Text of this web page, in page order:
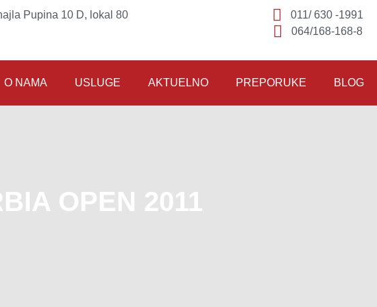
Pupina 10 D, lokal 80
011/ 630 -1991
064/168-168-8
O NAMA USLUGE AKTUELNO PREPORUKE BLOG
OPEN 2011